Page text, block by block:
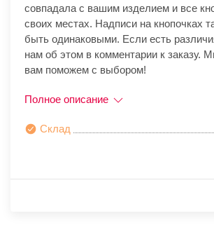
совпадала с вашим изделием и все
своих местах. Надписи на кнопочках
быть одинаковыми. Если есть
нам об этом в комментарии к заказу.
вам поможем с выбором!
Полное описание
Склад